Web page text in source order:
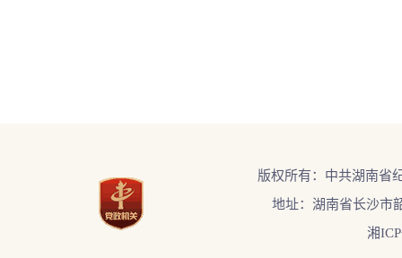
版权所有：中共湖南省
地址：湖南省长沙市
湘